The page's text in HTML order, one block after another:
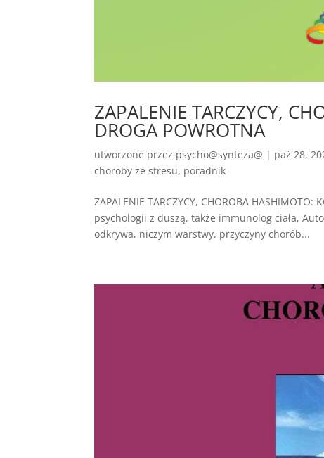
ZAPALENIE TARCZYCY,
DROGA POWROTNA
utworzone przez psycho@synteza@ | paź 28,
choroby ze stresu, poradnik
ZAPALENIE TARCZYCY, CHOROBA
psychologii z duszą, także immunolog ciała,
odkrywa, niczym warstwy, przyczyny chorób...